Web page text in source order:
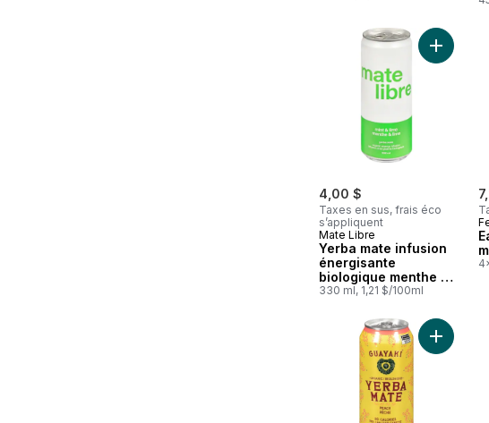
4,00 $
Taxes en sus, frais éco
s’appliquent
Mate Libre
Yerba mate infusion
énergisante
biologique menthe &
lime
330 ml, 1,21 $/100ml
Ajouter
Ajouter